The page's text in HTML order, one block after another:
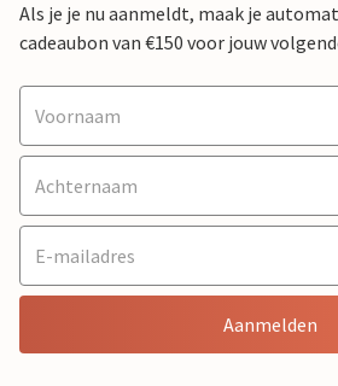
Als je je nu aanmeldt, maak je
cadeaubon van €150 voor jouw
Aanmelden